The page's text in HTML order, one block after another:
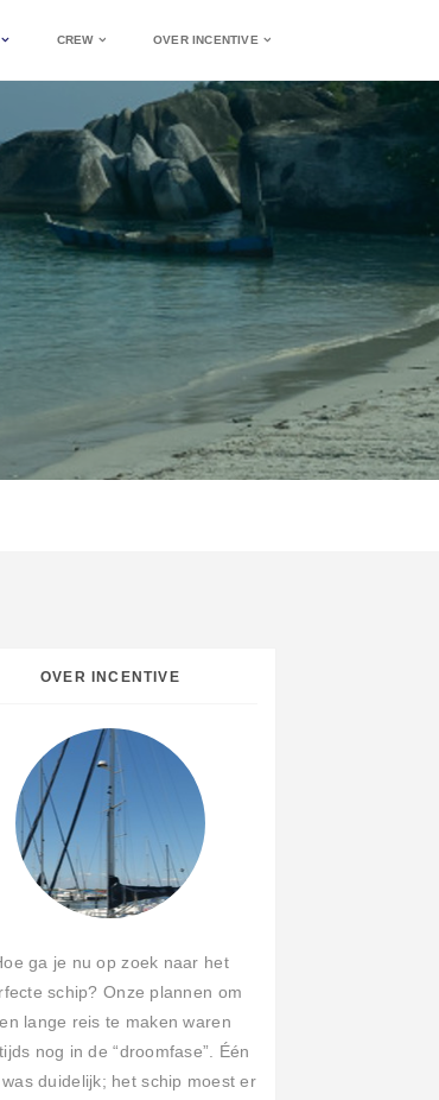
CREW OVER INCENTIVE
OVER INCENTIVE
ga je nu op zoek naar het
schip? Onze plannen om
lange reis te maken waren
nog in de “droomfase”. Één
duidelijk; het schip moest er